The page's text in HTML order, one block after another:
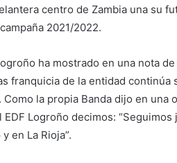
centro de Zambia una su
2021/2022.
ha mostrado en una nota
franquicia de la entidad
Como la propia Banda dijo en una
EDF Logroño decimos:
en La Rioja”.